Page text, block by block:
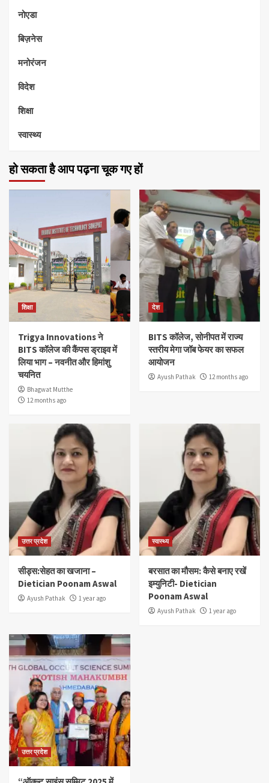
नोएडा
बिज़नेस
मनोरंजन
विदेश
शिक्षा
स्वास्थ्य
हो सकता है आप पढ़ना चूक गए हों
शिक्षा
Trigya Innovations ने
BITS कॉलेज की कैंपस ड्राइव में
लिया भाग – नवनीत और हिमांशु
चयनित
Bhagwat Mutthe
12 months ago
देश
BITS कॉलेज, सोनीपत में राज्य
स्तरीय मेगा जॉब फेयर का सफल
आयोजन
Ayush Pathak 12 months ago
उत्तर प्रदेश
सीड्स:सेहत का खजाना –
Dietician Poonam Aswal
Ayush Pathak 1 year ago
स्वास्थ्य
बरसात का मौसम: कैसे बनाए रखें
इम्युनिटी- Dietician
Poonam Aswal
Ayush Pathak 1 year ago
उत्तर प्रदेश